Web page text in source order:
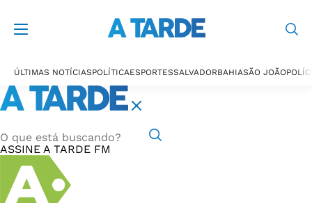
ÚLTIMAS NOTÍCIASPOLÍTICAESPORTESSALVADORBAHIASÃO JOÃO
ASSINE A TARDE FM